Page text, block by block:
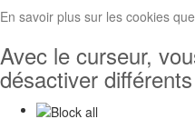
En savoir plus sur les cookies
Avec le curseur,
désactiver